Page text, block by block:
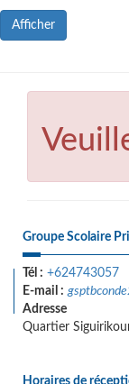
Afficher
Groupe Scolaire
Tél : +624743057
E-mail :
Adresse
Quartier
Horaires de